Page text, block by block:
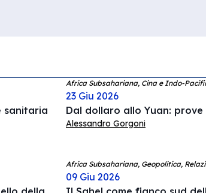
sanitaria
Africa Subsahariana, Cina e Indo-
23 Giu 2026
Dal dollaro allo Yuan:
Alessandro Gorgoni
Africa Subsahariana, Geopolitica,
09 Giu 2026